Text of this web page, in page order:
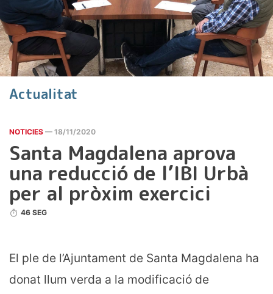
Actualitat
NOTICIES — 18/11/2020
Santa Magdalena aprova
una reducció de l’IBI Urbà
per al pròxim exercici
46 SEG
El ple de l’Ajuntament de Santa Magdalena ha
donat llum verda a la modificació de